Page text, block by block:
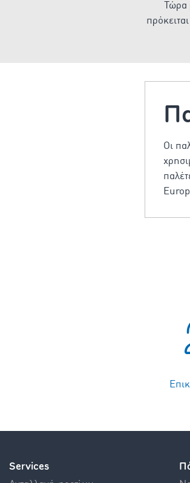
Οι
Services